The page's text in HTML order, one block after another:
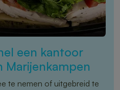
een kantoor
Marijenkampen
te nemen of uitgebreid te